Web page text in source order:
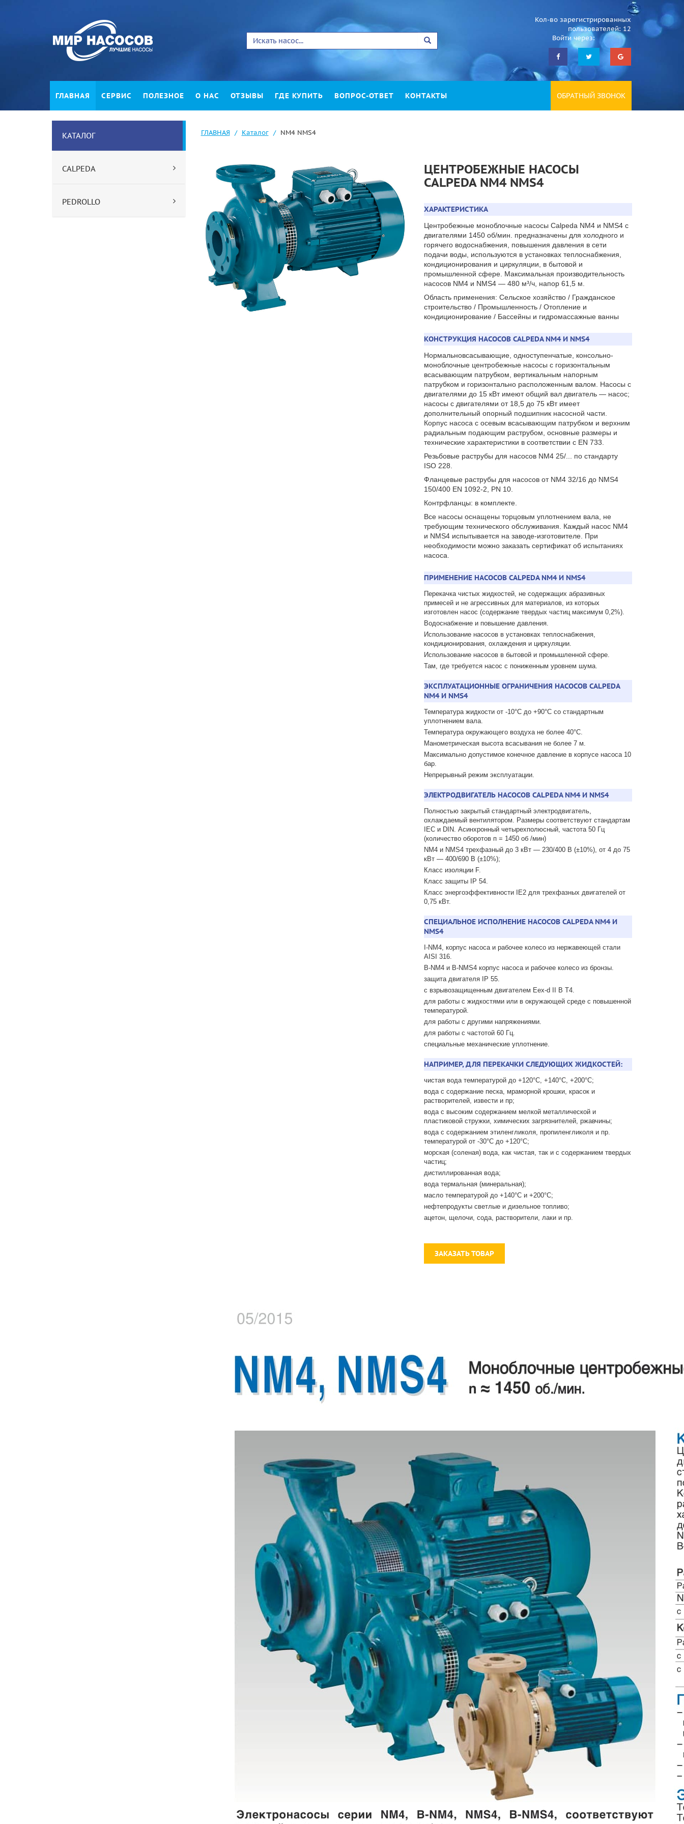
Кол-во зарегистрированных
пользователей: 12
Войти через:
ГЛАВНАЯ СЕРВИС ПОЛЕЗНОЕ О НАС ОТЗЫВЫ ГДЕ КУПИТЬ ВОПРОС-ОТВЕТ КОНТАКТЫ ОБРАТНЫЙ ЗВОНОК
КАТАЛОГ
CALPEDA
PEDROLLO
ГЛАВНАЯ Каталог NM4 NMS4
ЦЕНТРОБЕЖНЫЕ НАСОСЫ
CALPEDA NM4 NMS4
ХАРАКТЕРИСТИКА
Центробежные моноблочные насосы Calpeda NM4 и NMS4 с
двигателями 1450 об/мин. предназначены для холодного и
горячего водоснабжения, повышения давления в сети
подачи воды, используются в установках теплоснабжения,
кондиционирования и циркуляции, в бытовой и
промышленной сфере. Максимальная производительность
насосов NM4 и NMS4 — 480 м³/ч, напор 61,5 м.
Область применения: Сельское хозяйство / Гражданское
строительство / Промышленность / Отопление и
кондиционирование / Бассейны и гидромассажные ванны
КОНСТРУКЦИЯ НАСОСОВ CALPEDA NM4 И NMS4
Нормальновсасывающие, одноступенчатые, консольно-
моноблочные центробежные насосы с горизонтальным
всасывающим патрубком, вертикальным напорным
патрубком и горизонтально расположенным валом. Насосы с
двигателями до 15 кВт имеют общий вал двигатель — насос;
насосы с двигателями от 18,5 до 75 кВт имеет
дополнительный опорный подшипник насосной части.
Корпус насоса с осевым всасывающим патрубком и верхним
радиальным подающим раструбом, основные размеры и
технические характеристики в соответствии с EN 733.
Резьбовые раструбы для насосов NM4 25/... по стандарту
ISO 228.
Фланцевые раструбы для насосов от NM4 32/16 до NMS4
150/400 EN 1092-2, PN 10.
Контрфланцы: в комплекте.
Все насосы оснащены торцовым уплотнением вала, не
требующим технического обслуживания. Каждый насос NM4
и NMS4 испытывается на заводе-изготовителе. При
необходимости можно заказать сертификат об испытаниях
насоса.
ПРИМЕНЕНИЕ НАСОСОВ CALPEDA NM4 И NMS4
Перекачка чистых жидкостей, не содержащих абразивных
примесей и не агрессивных для материалов, из которых
изготовлен насос (содержание твердых частиц максимум 0,2%).
Водоснабжение и повышение давления.
Использование насосов в установках теплоснабжения,
кондиционирования, охлаждения и циркуляции.
Использование насосов в бытовой и промышленной сфере.
Там, где требуется насос с пониженным уровнем шума.
ЭКСПЛУАТАЦИОННЫЕ ОГРАНИЧЕНИЯ НАСОСОВ CALPEDA
NM4 И NMS4
Температура жидкости от -10°С до +90°С со стандартным
уплотнением вала.
Температура окружающего воздуха не более 40°С.
Манометрическая высота всасывания не более 7 м.
Максимально допустимое конечное давление в корпусе насоса 10
бар.
Непрерывный режим эксплуатации.
ЭЛЕКТРОДВИГАТЕЛЬ НАСОСОВ CALPEDA NM4 И NMS4
Полностью закрытый стандартный электродвигатель,
охлаждаемый вентилятором. Размеры соответствуют стандартам
IEC и DIN. Асинхронный четырехполюсный, частота 50 Гц
(количество оборотов п = 1450 об /мин)
NM4 и NMS4 трехфазный до 3 кВт — 230/400 В (±10%), от 4 до 75
кВт — 400/690 В (±10%);
Класс изоляции F.
Класс защиты IP 54.
Класс энергоэффективности IE2 для трехфазных двигателей от
0,75 кВт.
СПЕЦИАЛЬНОЕ ИСПОЛНЕНИЕ НАСОСОВ CALPEDA NM4 И
NMS4
I-NM4, корпус насоса и рабочее колесо из нержавеющей стали
AISI 316.
B-NM4 и B-NMS4 корпус насоса и рабочее колесо из бронзы.
защита двигателя IP 55.
с взрывозащищенным двигателем Eex-d II В Т4.
для работы с жидкостями или в окружающей среде с повышенной
температурой.
для работы с другими напряжениями.
для работы с частотой 60 Гц.
специальные механические уплотнение.
НАПРИМЕР, ДЛЯ ПЕРЕКАЧКИ СЛЕДУЮЩИХ ЖИДКОСТЕЙ:
чистая вода температурой до +120°С, +140°С, +200°С;
вода с содержание песка, мраморной крошки, красок и
растворителей, извести и пр;
вода с высоким содержанием мелкой металлической и
пластиковой стружки, химических загрязнителей, ржавчины;
вода с содержанием этиленгликоля, пропиленгликоля и пр.
температурой от -30°С до +120°С;
морская (соленая) вода, как чистая, так и с содержанием твердых
частиц;
дистиллированная вода;
вода термальная (минеральная);
масло температурой до +140°С и +200°С;
нефтепродукты светлые и дизельное топливо;
ацетон, щелочи, сода, растворители, лаки и пр.
ЗАКАЗАТЬ ТОВАР